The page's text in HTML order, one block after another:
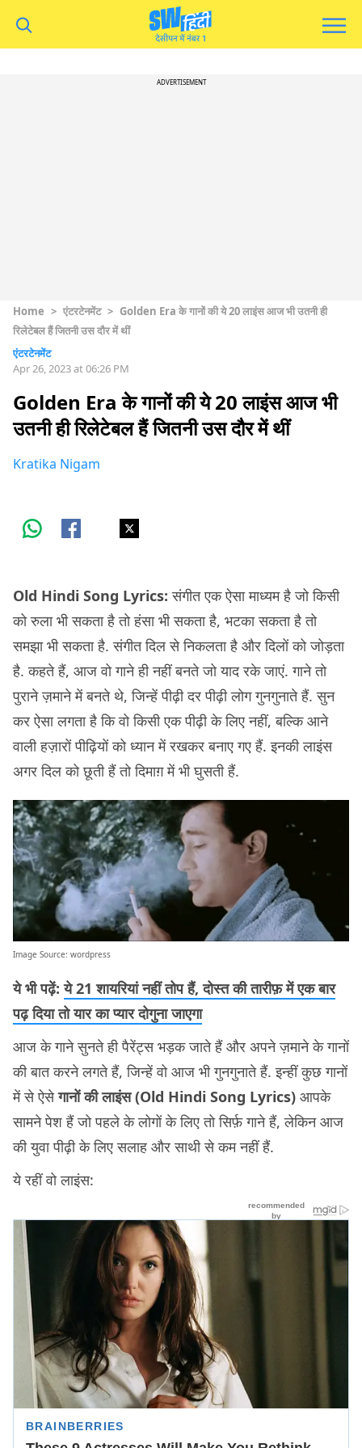
ADVERTISEMENT
Home > एंटरटेनमेंट > Golden Era के गानों की ये 20 लाइंस आज भी उतनी ही
रिलेटेबल हैं जितनी उस दौर में थीं
एंटरटेनमेंट
Apr 26, 2023 at 06:26 PM
Golden Era के गानों की ये 20 लाइंस आज भी
उतनी ही रिलेटेबल हैं जितनी उस दौर में थीं
Kratika Nigam
Old Hindi Song Lyrics: संगीत एक ऐसा माध्यम है जो किसी
को रुला भी सकता है तो हंसा भी सकता है, भटका सकता है तो
समझा भी सकता है. संगीत दिल से निकलता है और दिलों को जोड़ता
है. कहते हैं, आज वो गाने ही नहीं बनते जो याद रके जाएं. गाने तो
पुराने ज़माने में बनते थे, जिन्हें पीढ़ी दर पीढ़ी लोग गुनगुनाते हैं. सुन
कर ऐसा लगता है कि वो किसी एक पीढ़ी के लिए नहीं, बल्कि आने
वाली हज़ारों पीढ़ियों को ध्यान में रखकर बनाए गए हैं. इनकी लाइंस
अगर दिल को छूती हैं तो दिमाग़ में भी घुसती हैं.
Image Source: wordpress
ये भी पढ़ें:ये 21 शायरियां नहीं तोप हैं, दोस्त की तारीफ़ में एक बार
पढ़ दिया तो यार का प्यार दोगुना जाएगा
आज के गाने सुनते ही पैरेंट्स भड़क जाते हैं और अपने ज़माने के गानों
की बात करने लगते हैं, जिन्हें वो आज भी गुनगुनाते हैं. इन्हीं कुछ गानों
में से ऐसेगानों की लाइंस (Old Hindi Song Lyrics) आपके
सामने पेश हैं जो पहले के लोगों के लिए तो सिर्फ़ गाने हैं, लेकिन आज
की युवा पीढ़ी के लिए सलाह और साथी से कम नहीं हैं.
ये रहीं वो लाइंस: